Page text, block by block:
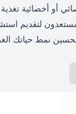
أو أخصائية تغذية
لتقديم
نمط حياتك